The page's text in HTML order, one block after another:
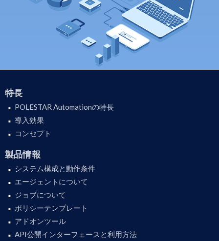
特長
POLESTAR Automationの特長
導入効果
コンセプト
製品情報
システム構成と動作条件
エージェントについて
ジョブについて
ポリシーテンプレート
アドオンツール
API公開インターフェースと利用方法